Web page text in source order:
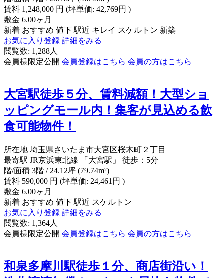
賃料 1,248,000 円 (坪単価: 42,769円 )
敷金 6.00ヶ月
新着 おすすめ 値下 駅近 キレイ スケルトン 新築
お気に入り登録 詳細をみる
閲覧数: 1,288人
会員様限定公開 会員登録はこちら 会員の方はこちら
大宮駅徒歩５分、賃料減額！大型ショ
ッピングモール内！集客が見込める飲
食可能物件！
所在地 埼玉県さいたま市大宮区桜木町２丁目
最寄駅 JR京浜東北線 「大宮駅」 徒歩：5分
階/面積 3階 / 24.12坪 (79.74m²)
賃料 590,000 円 (坪単価: 24,461円 )
敷金 6.00ヶ月
新着 おすすめ 値下 駅近 スケルトン
お気に入り登録 詳細をみる
閲覧数: 1,364人
会員様限定公開 会員登録はこちら 会員の方はこちら
和泉多摩川駅徒歩１分、商店街沿い！